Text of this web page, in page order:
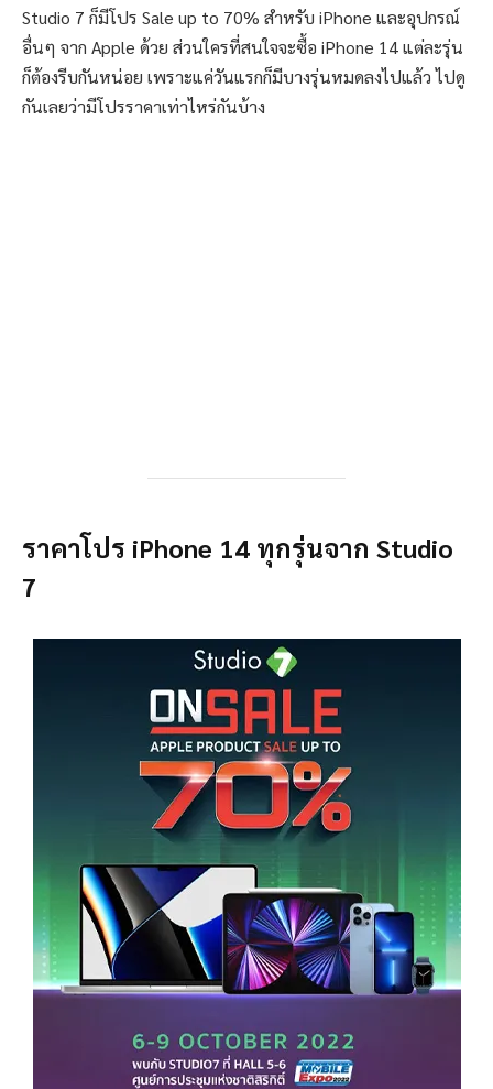
Studio 7 ก็มีโปร Sale up to 70% สำหรับ iPhone และอุปกรณ์
อื่นๆ จาก Apple ด้วย ส่วนใครที่สนใจจะซื้อ iPhone 14 แต่ละรุ่น
ก็ต้องรีบกันหน่อย เพราะแค่วันแรกก็มีบางรุ่นหมดลงไปแล้ว ไปดู
กันเลยว่ามีโปรราคาเท่าไหร่กันบ้าง
ราคาโปร iPhone 14 ทุกรุ่นจาก Studio
7